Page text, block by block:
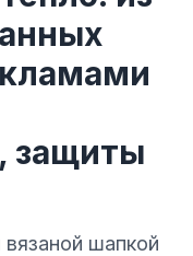
защиты
шапкой